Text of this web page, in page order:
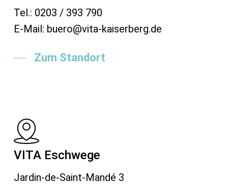
Tel.: 0203 / 393 790
E-Mail: buero@vita-kaiserberg.de
Zum Standort
VITA Eschwege
Jardin-de-Saint-Mandé 3